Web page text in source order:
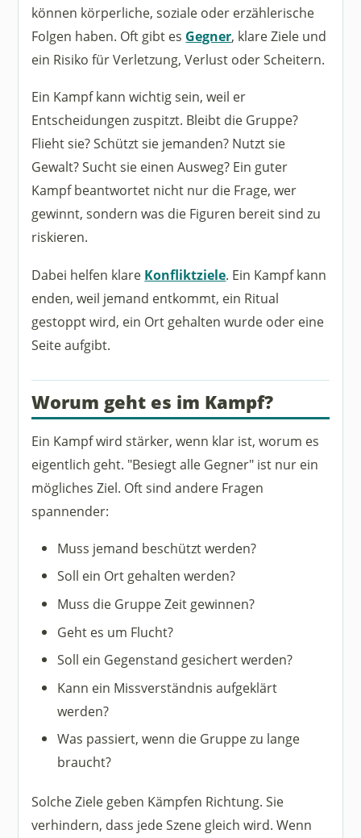
können körperliche, soziale oder erzählerische
Folgen haben. Oft gibt es Gegner, klare Ziele und
ein Risiko für Verletzung, Verlust oder Scheitern.
Ein Kampf kann wichtig sein, weil er
Entscheidungen zuspitzt. Bleibt die Gruppe?
Flieht sie? Schützt sie jemanden? Nutzt sie
Gewalt? Sucht sie einen Ausweg? Ein guter
Kampf beantwortet nicht nur die Frage, wer
gewinnt, sondern was die Figuren bereit sind zu
riskieren.
Dabei helfen klare Konfliktziele. Ein Kampf kann
enden, weil jemand entkommt, ein Ritual
gestoppt wird, ein Ort gehalten wurde oder eine
Seite aufgibt.
Worum geht es im Kampf?
Ein Kampf wird stärker, wenn klar ist, worum es
eigentlich geht. "Besiegt alle Gegner" ist nur ein
mögliches Ziel. Oft sind andere Fragen
spannender:
Muss jemand beschützt werden?
Soll ein Ort gehalten werden?
Muss die Gruppe Zeit gewinnen?
Geht es um Flucht?
Soll ein Gegenstand gesichert werden?
Kann ein Missverständnis aufgeklärt
werden?
Was passiert, wenn die Gruppe zu lange
braucht?
Solche Ziele geben Kämpfen Richtung. Sie
verhindern, dass jede Szene gleich wird. Wenn